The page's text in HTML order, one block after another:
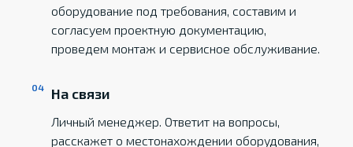
оборудование под требования, составим и
согласуем проектную документацию,
проведем монтаж и сервисное обслуживание.
На связи
Личный менеджер. Ответит на вопросы,
расскажет о местонахождении оборудования,